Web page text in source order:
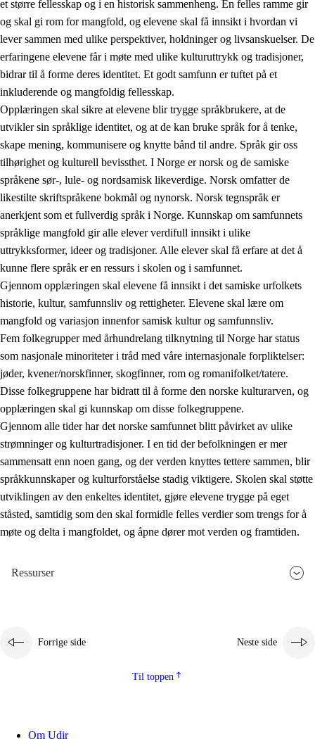
1.6 Demokrati og medvirkning
et større fellesskap og i en historisk sammenheng. En felles ramme gir
og skal gi rom for mangfold, og elevene skal få innsikt i hvordan vi
lever sammen med ulike perspektiver, holdninger og livsanskuelser. De
erfaringene elevene får i møte med ulike kulturuttrykk og tradisjoner,
bidrar til å forme deres identitet. Et godt samfunn er tuftet på et
inkluderende og mangfoldig fellesskap.
Opplæringen skal sikre at elevene blir trygge språkbrukere, at de
utvikler sin språklige identitet, og at de kan bruke språk for å tenke,
skape mening, kommunisere og knytte bånd til andre. Språk gir oss
tilhørighet og kulturell bevissthet. I Norge er norsk og de samiske
språkene sør-, lule- og nordsamisk likeverdige. Norsk omfatter de
likestilte skriftspråkene bokmål og nynorsk. Norsk tegnspråk er
anerkjent som et fullverdig språk i Norge. Kunnskap om samfunnets
språklige mangfold gir alle elever verdifull innsikt i ulike
uttrykksformer, ideer og tradisjoner. Alle elever skal få erfare at det å
kunne flere språk er en ressurs i skolen og i samfunnet.
Gjennom opplæringen skal elevene få innsikt i det samiske urfolkets
historie, kultur, samfunnsliv og rettigheter. Elevene skal lære om
mangfold og variasjon innenfor samisk kultur og samfunnsliv.
Fem folkegrupper med århundrelang tilknytning til Norge har status
som nasjonale minoriteter i tråd med våre internasjonale forpliktelser:
jøder, kvener/norskfinner, skogfinner, rom og romanifolket/tatere.
Disse folkegruppene har bidratt til å forme den norske kulturarven, og
opplæringen skal gi kunnskap om disse folkegruppene.
Gjennom alle tider har det norske samfunnet blitt påvirket av ulike
strømninger og kulturtradisjoner. I en tid der befolkningen er mer
sammensatt enn noen gang, og der verden knyttes tettere sammen, blir
språkkunnskaper og kulturforståelse stadig viktigere. Skolen skal støtte
utviklingen av den enkeltes identitet, gjøre elevene trygge på eget
ståsted, samtidig som den skal formidle felles verdier som trengs for å
møte og delta i mangfoldet, og åpne dører mot verden og framtiden.
Ressurser
Forrige side Neste side
Til toppen
Om Udir